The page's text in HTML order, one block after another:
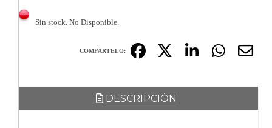
Sin stock. No Disponible.
COMPÁRTELO:
DESCRIPCIÓN